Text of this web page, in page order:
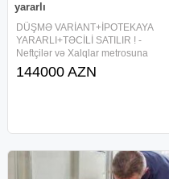
yararlı
DÜŞMƏ VARİANT+İPOTEKAYA
YARARLI+TƏCİLİ SATILIR ! -
Neftçilər və Xalqlar metrosuna
yaxın məsafədə, "Podium MALL",
"Məlhəm" Klinikası, "Nazlı"Şadlıq
144000 AZN